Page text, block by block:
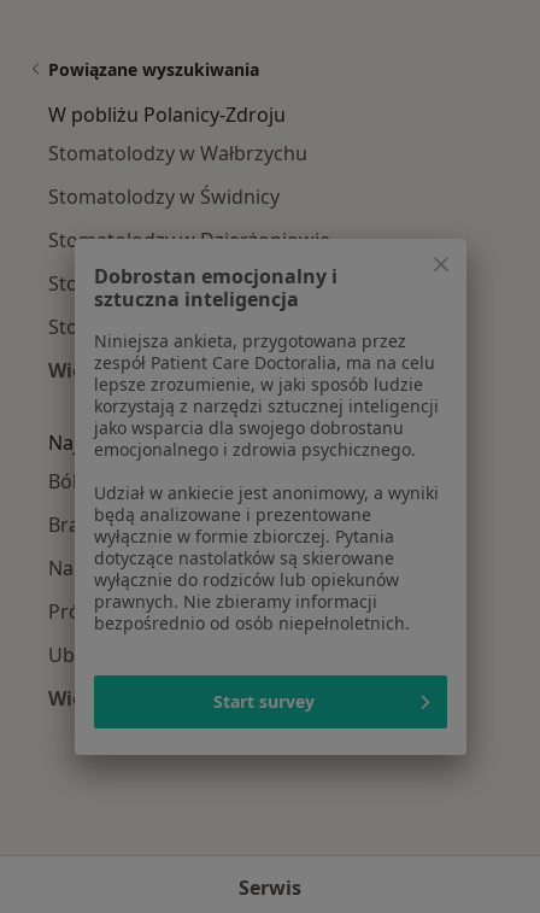
Powiązane wyszukiwania
W pobliżu Polanicy-Zdroju
Stomatolodzy w Wałbrzychu
Stomatolodzy w Świdnicy
Stomatolodzy w Dzierżoniowie
Stomatolodzy w Kłodzku
Stomatolodzy w Ząbkowicach Śląskich
Więcej (14)
Więcej w kategorii: W pobliżu Polanicy-Zdroju
Najczęście leczone choroby
Ból zęba w Polanicy-Zdroju
Braki zębowe w Polanicy-Zdroju
Nadwrażliwość zębów w Polanicy-Zdroju
Próchnica w Polanicy-Zdroju
Ubytki zębów w Polanicy-Zdroju
Więcej (15)
Więcej w kategorii: Najczęście leczone
Serwis
Dobrostan emocjonalny i
sztuczna inteligencja
Niniejsza ankieta, przygotowana przez
zespół Patient Care Doctoralia, ma na celu
lepsze zrozumienie, w jaki sposób ludzie
korzystają z narzędzi sztucznej inteligencji
jako wsparcia dla swojego dobrostanu
emocjonalnego i zdrowia psychicznego.
Udział w ankiecie jest anonimowy, a wyniki
będą analizowane i prezentowane
wyłącznie w formie zbiorczej. Pytania
dotyczące nastolatków są skierowane
wyłącznie do rodziców lub opiekunów
prawnych. Nie zbieramy informacji
bezpośrednio od osób niepełnoletnich.
Start survey